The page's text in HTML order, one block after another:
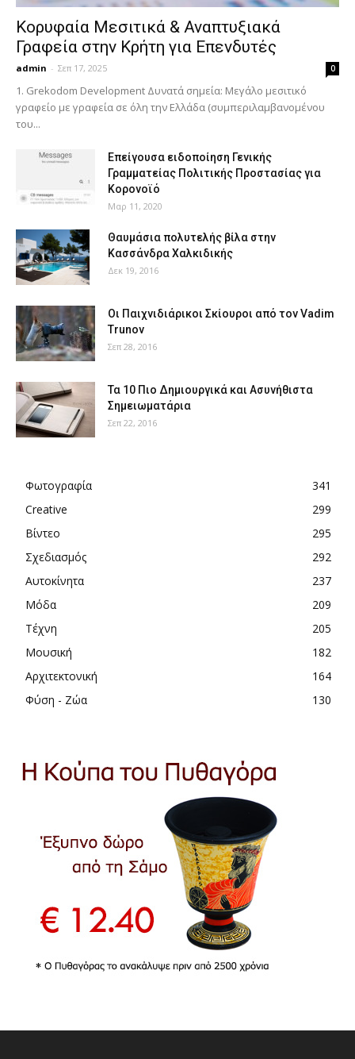
Κορυφαία Μεσιτικά & Αναπτυξιακά
Γραφεία στην Κρήτη για Επενδυτές
admin - Σεπ 17, 2025 0
1. Grekodom Development Δυνατά σημεία: Μεγάλο μεσιτικό
γραφείο με γραφεία σε όλη την Ελλάδα (συμπεριλαμβανομένου
του...
Επείγουσα ειδοποίηση Γενικής
Γραμματείας Πολιτικής Προστασίας για
Κορονοϊό
Μαρ 11, 2020
Θαυμάσια πολυτελής βίλα στην
Κασσάνδρα Χαλκιδικής
Δεκ 19, 2016
Οι Παιχνιδιάρικοι Σκίουροι από τον Vadim
Trunov
Σεπ 28, 2016
Τα 10 Πιο Δημιουργικά και Ασυνήθιστα
Σημειωματάρια
Σεπ 22, 2016
Φωτογραφία
341
Creative
299
Βίντεο
295
Σχεδιασμός
292
Αυτοκίνητα
237
Μόδα
209
Τέχνη
205
Μουσική
182
Αρχιτεκτονική
164
Φύση - Ζώα
130